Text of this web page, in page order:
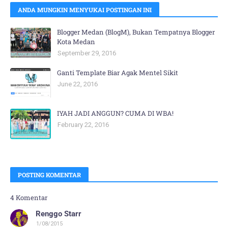
ANDA MUNGKIN MENYUKAI POSTINGAN INI
Blogger Medan (BlogM), Bukan Tempatnya Blogger
Kota Medan
September 29, 2016
Ganti Template Biar Agak Mentel Sikit
June 22, 2016
IYAH JADI ANGGUN? CUMA DI WBA!
February 22, 2016
POSTING KOMENTAR
4 Komentar
Renggo Starr
1/08/2015